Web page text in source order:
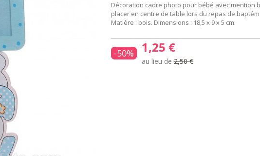
Décoration cadre photo pour bébé avec mention
placer en centre de table lors du repas de
Matière : bois. Dimensions : 18,5 x 9 x 5 cm.
-50% 1,25 €
au lieu de2,50 €